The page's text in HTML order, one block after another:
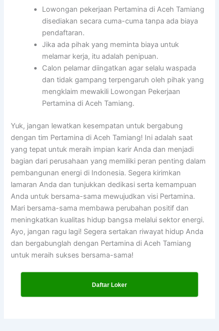
Lowongan pekerjaan Pertamina di Aceh Tamiang
disediakan secara cuma-cuma tanpa ada biaya
pendaftaran.
Jika ada pihak yang meminta biaya untuk
melamar kerja, itu adalah penipuan.
Calon pelamar diingatkan agar selalu waspada
dan tidak gampang terpengaruh oleh pihak yang
mengklaim mewakili Lowongan Pekerjaan
Pertamina di Aceh Tamiang.
Yuk, jangan lewatkan kesempatan untuk bergabung
dengan tim Pertamina di Aceh Tamiang! Ini adalah saat
yang tepat untuk meraih impian karir Anda dan menjadi
bagian dari perusahaan yang memiliki peran penting dalam
pembangunan energi di Indonesia. Segera kirimkan
lamaran Anda dan tunjukkan dedikasi serta kemampuan
Anda untuk bersama-sama mewujudkan visi Pertamina.
Mari bersama-sama membawa perubahan positif dan
meningkatkan kualitas hidup bangsa melalui sektor energi.
Ayo, jangan ragu lagi! Segera sertakan riwayat hidup Anda
dan bergabunglah dengan Pertamina di Aceh Tamiang
untuk meraih sukses bersama-sama!
Daftar Loker